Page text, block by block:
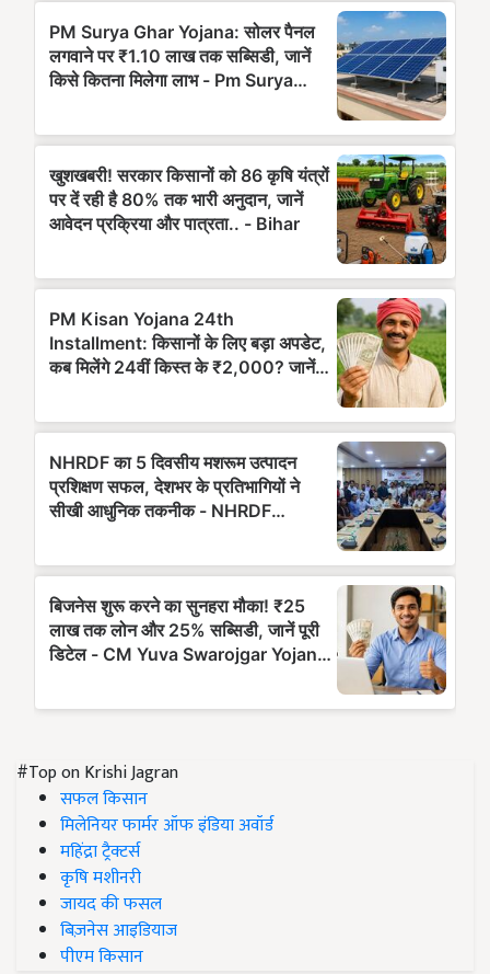
#Top on Krishi Jagran
सफल किसान
मिलेनियर फार्मर ऑफ इंडिया अवॉर्ड
महिंद्रा ट्रैक्टर्स
कृषि मशीनरी
जायद की फसल
बिज़नेस आइडियाज
पीएम किसान